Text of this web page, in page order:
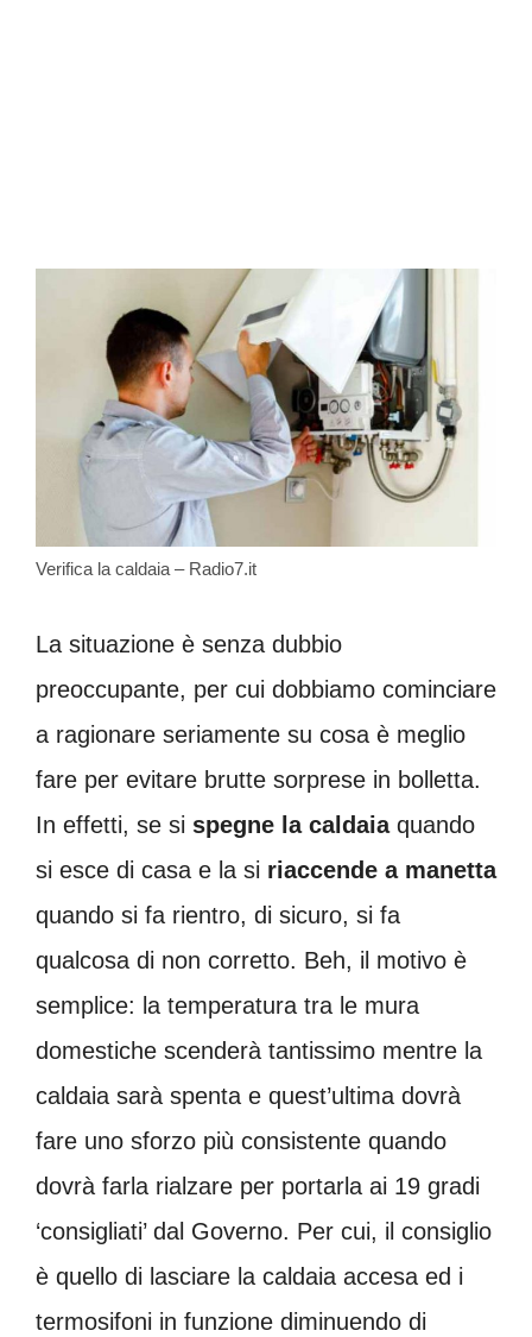
Verifica la caldaia – Radio7.it
La situazione è senza dubbio
preoccupante, per cui dobbiamo cominciare
a ragionare seriamente su cosa è meglio
fare per evitare brutte sorprese in bolletta.
In effetti, se si spegne la caldaiaquando
si esce di casa e la si riaccende a manetta
quando si fa rientro, di sicuro, si fa
qualcosa di non corretto. Beh, il motivo è
semplice: la temperatura tra le mura
domestiche scenderà tantissimo mentre la
caldaia sarà spenta e quest’ultima dovrà
fare uno sforzo più consistente quando
dovrà farla rialzare per portarla ai 19 gradi
‘consigliati’ dal Governo. Per cui, il consiglio
è quello di lasciare la caldaia accesa ed i
termosifoni in funzione diminuendo di